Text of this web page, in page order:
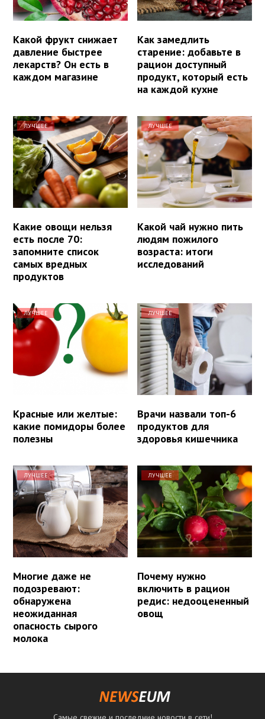
Какой фрукт снижает
давление быстрее
лекарств? Он есть в
каждом магазине
Как замедлить
старение: добавьте в
рацион доступный
продукт, который есть
на каждой кухне
ЛУЧШЕЕ
Какие овощи нельзя
есть после 70:
запомните список
самых вредных
продуктов
ЛУЧШЕЕ
Какой чай нужно пить
людям пожилого
возраста: итоги
исследований
ЛУЧШЕЕ
Красные или желтые:
какие помидоры более
полезны
ЛУЧШЕЕ
Врачи назвали топ-6
продуктов для
здоровья кишечника
ЛУЧШЕЕ
Многие даже не
подозревают:
обнаружена
неожиданная
опасность сырого
молока
ЛУЧШЕЕ
Почему нужно
включить в рацион
редис: недооцененный
овощ